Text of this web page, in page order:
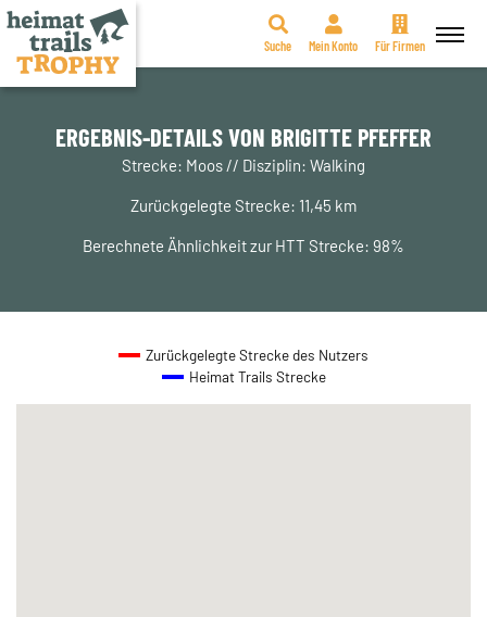
Zum
springen
Suche Mein Konto Für Firmen
ERGEBNIS-DETAILS VON BRIGITTE PFEFFER
Strecke: Moos // Disziplin: Walking
Zurückgelegte Strecke: 11,45 km
Berechnete Ähnlichkeit zur HTT Strecke: 98%
Zurückgelegte Strecke des Nutzers
Heimat Trails Strecke